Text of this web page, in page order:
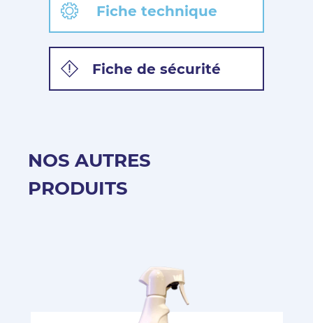
Fiche technique
Fiche de sécurité
NOS AUTRES
PRODUITS